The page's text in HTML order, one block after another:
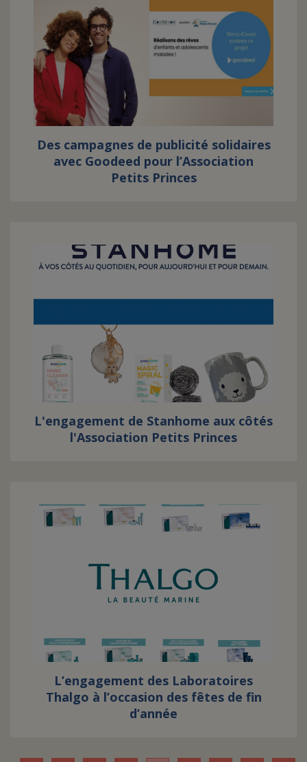
Des campagnes de publicité solidaires
avec Goodeed pour l’Association
Petits Princes
L'engagement de Stanhome aux côtés
l'Association Petits Princes
L’engagement des Laboratoires
Thalgo à l’occasion des fêtes de fin
d’année